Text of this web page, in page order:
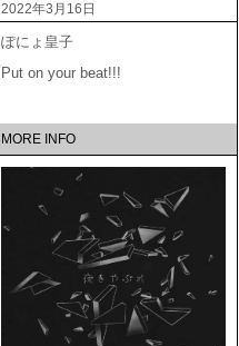
2022年3月16日
ぽにょ皇子
Put on your beat!!!
MORE INFO